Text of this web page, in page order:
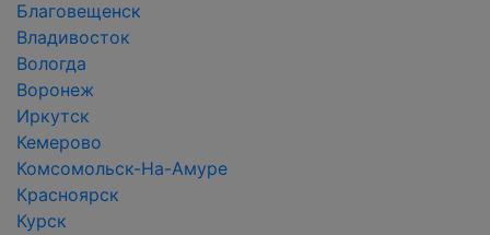
Благовещенск
Владивосток
Вологда
Воронеж
Иркутск
Кемерово
Комсомольск-На-Амуре
Красноярск
Курск